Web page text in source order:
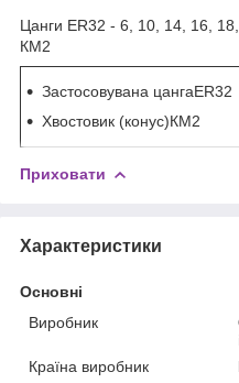
Цанги ER32 - 6, 10, 14, 16,
КМ2
Застосовувана цангаER32
Хвостовик (конус)КМ2
Приховати
Характеристики
Основні
Виробник
Країна виробник